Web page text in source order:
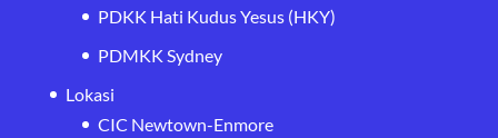
PDKK Hati Kudus Yesus (HKY)
PDMKK Sydney
Lokasi
CIC Newtown-Enmore